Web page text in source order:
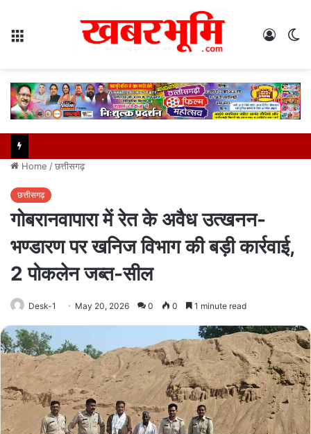
Log
Home /छत्तीसगढ़
छत्तीसगढ़
गोबरानवापारा में रेत के अवैध उत्खनन-
भण्डारण पर खनिज विभाग की बड़ी कार्रवाई,
2 पोकलेन जब्त-सील
Desk-1 May 20, 2026 0 0 1 minute read